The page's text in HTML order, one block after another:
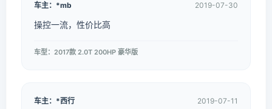
车主：*mb 2019-07-30
操控一流，性价比高
车型：2017款 2.0T 200HP 豪华版
车主：*西行 2019-07-11